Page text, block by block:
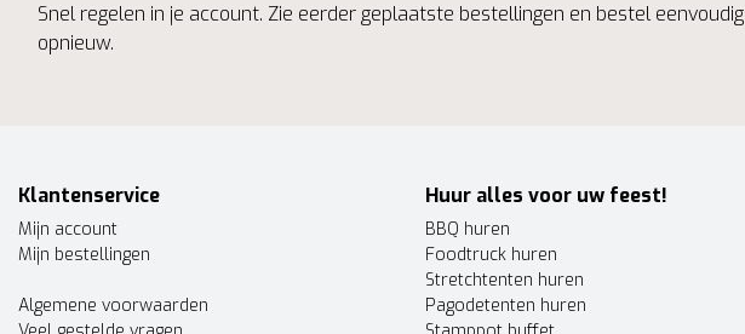
Snel regelen in je account. Zie eerder geplaatste bestellingen en bestel eenvoudig
opnieuw.
Klantenservice
Mijn account
Mijn bestellingen
Algemene voorwaarden
Huur alles voor uw feest!
BBQ huren
Foodtruck huren
Stretchtenten huren
Pagodetenten huren